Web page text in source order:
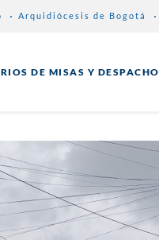
Arquidiócesis de Bogotá
DE MISAS Y DESPACHO